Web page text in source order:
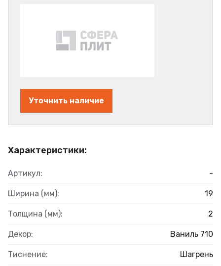
Характеристики:
Артикул: -
Ширина (мм): 19
Толщина (мм): 2
Декор: Ваниль 710
Тиснение: Шагрень
Уточнить наличие